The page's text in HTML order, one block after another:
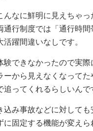
なに鮮明に見えちゃ
通行制度では「通行時
躍間違いなしです。
できなかったので実
ーから見えなくなって
ってくれるらしいんで
み事故などに対して
に固定する機能が変え